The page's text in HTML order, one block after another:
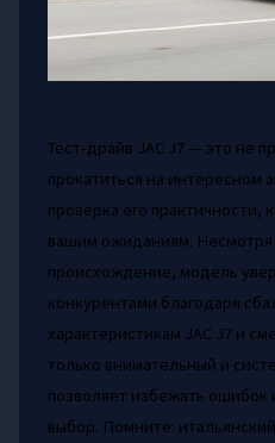
Тест-драйв JAC J7 — это не
прокатиться на интересном
проверка его практичности,
вашим ожиданиям. Несмотря
происхождение, модель
конкурентами благодаря
характеристикам JAC J7 и
только внимательный и
позволяет избежать ошибок
выбор. Помните: